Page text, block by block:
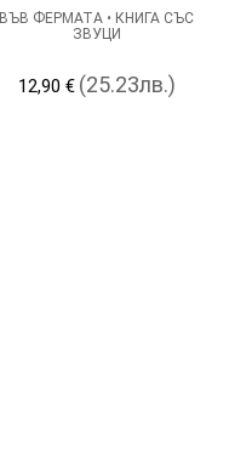
ВЪВ ФЕРМАТА • КНИГА СЪС
ЗВУЦИ
12,90 € (25.23лв.)